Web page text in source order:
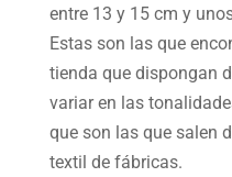
entre 13 y 15 cm y
Estas son las que
tienda que dispongan
variar en las
que son las que salen
textil de fábricas.